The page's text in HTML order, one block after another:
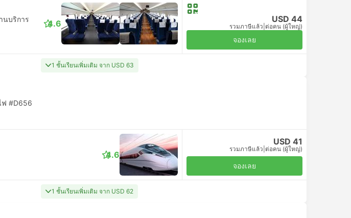
นบริการ 4.6 USD 44
รวมภาษีแล้ว ต่อคน (ผู้ใหญ่)
จองเลย
1 ชั้นเรียนเพิ่มเติม จาก USD 63
ฟ #D656
4.6
USD 41
รวมภาษีแล้ว ต่อคน (ผู้ใหญ่)
จองเลย
1 ชั้นเรียนเพิ่มเติม จาก USD 62